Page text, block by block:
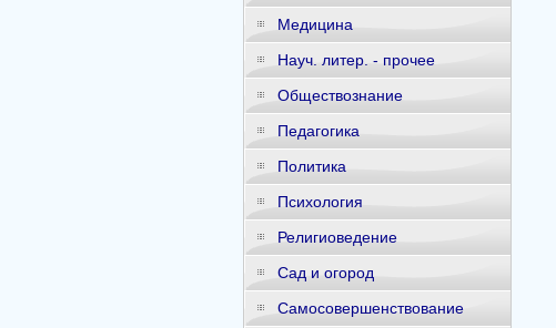
Медицина
Науч. литер. - прочее
Обществознание
Педагогика
Политика
Психология
Религиоведение
Сад и огород
Самосовершенствование